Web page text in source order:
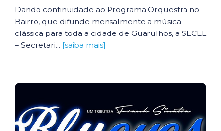
Dando continuidade ao Programa Orquestra no
Bairro, que difunde mensalmente a música
clássica para toda a cidade de Guarulhos, a SECEL
– Secretari... [saiba mais]